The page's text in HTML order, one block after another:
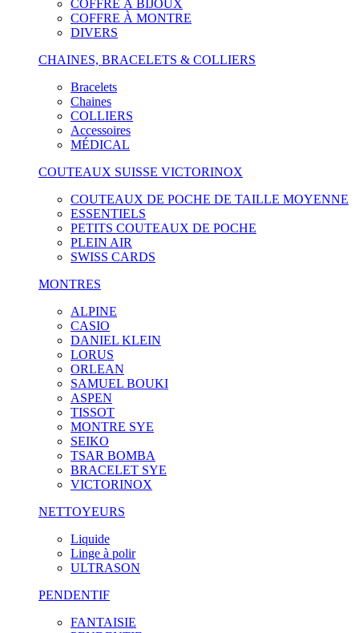
COFFRE À BIJOUX
COFFRE À MONTRE
DIVERS
CHAINES, BRACELETS & COLLIERS
Bracelets
Chaines
COLLIERS
Accessoires
MÉDICAL
COUTEAUX SUISSE VICTORINOX
COUTEAUX DE POCHE DE TAILLE MOYENNE
ESSENTIELS
PETITS COUTEAUX DE POCHE
PLEIN AIR
SWISS CARDS
MONTRES
ALPINE
CASIO
DANIEL KLEIN
LORUS
ORLEAN
SAMUEL BOUKI
ASPEN
TISSOT
MONTRE SYE
SEIKO
TSAR BOMBA
BRACELET SYE
VICTORINOX
NETTOYEURS
Liquide
Linge à polir
ULTRASON
PENDENTIF
FANTAISIE